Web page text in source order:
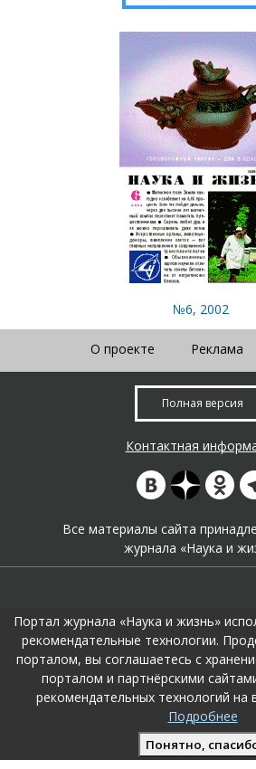
№6, 2002
О проекте Реклама
Полная версия
Контактная
Все материалы сайта
журнала «Наука и
На портале применяются
Продолжая пользоваться порталом
использоавнием.
Поддержка и развитие сайта –KTC
Портал журнала «Наука и жизнь»
рекомендательные технологии.
порталом, вы соглашаетесь с
порталом и партнёрскими
рекомендательных технологий на
Подробнее
Понятно,